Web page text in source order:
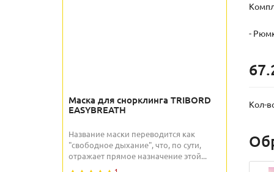
Маска для снорклинга TRIBORD
EASYBREATH
Название маски переводится как
"свободное дыхание", что, по сути,
отражает прямое назначение этой...
-
Кол-